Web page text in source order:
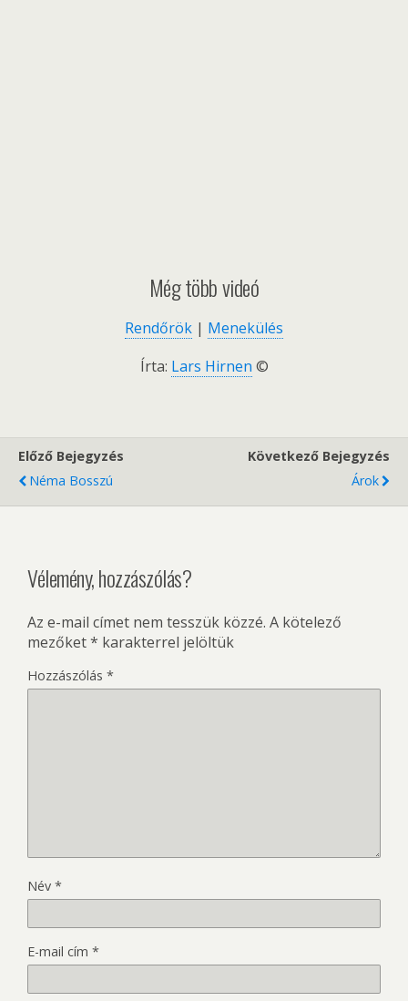
Még több videó
Rendőrök | Menekülés
Írta: Lars Hirnen ©
Előző Bejegyzés
Néma Bosszú
Következő Bejegyzés
Árok
Vélemény, hozzászólás?
Az e-mail címet nem tesszük közzé. A kötelező
mezőket* karakterrel jelöltük
Hozzászólás *
Név *
E-mail cím *